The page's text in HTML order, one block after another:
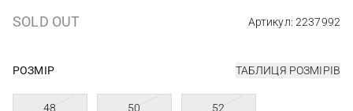
SOLD OUT Артикул: 2237992
РОЗМІР ТАБЛИЦЯ РОЗМІРІВ
48 50 52